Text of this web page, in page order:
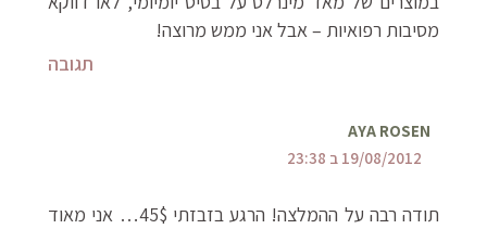
מסיבות רפואיות – אבל אני ממש מרוצה!
תגובה
AYA ROSEN
19/08/2012 ב 23:38
תודה רבה על ההמלצה! הרגע בזבזתי 45$… אני מאוד